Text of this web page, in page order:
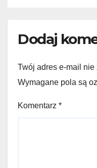
Dodaj
Twój adres e-mail
Wymagane pola są
Komentarz *